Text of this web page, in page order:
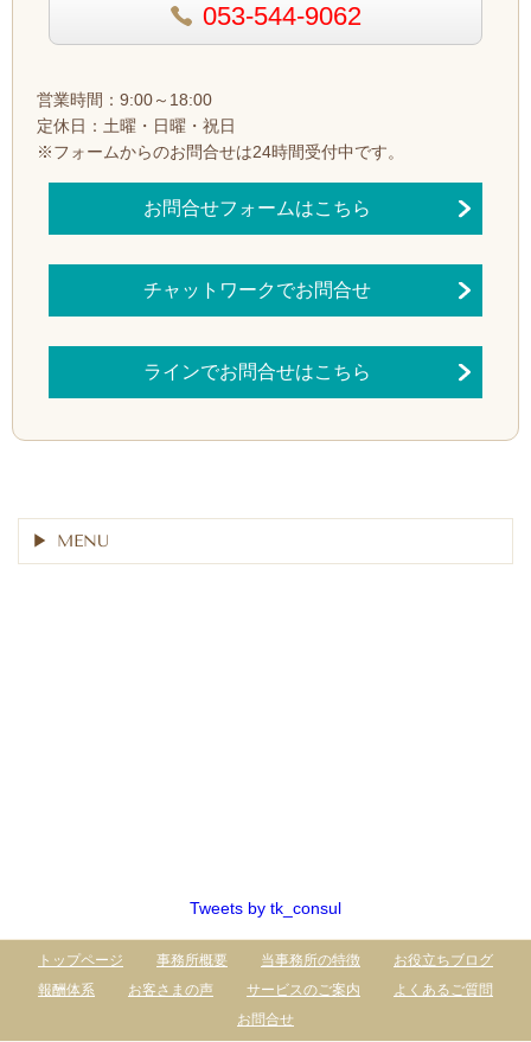
053-544-9062
営業時間：9:00～18:00
定休日：土曜・日曜・祝日
※フォームからのお問合せは24時間受付中です。
お問合せフォームはこちら
チャットワークでお問合せ
ラインでお問合せはこちら
MENU
Tweets by tk_consul
トップページ 事務所概要 当事務所の特徴
お役立ちブログ
報酬体系
お客さまの声 サービスのご案内
よくあるご質問
お問合せ